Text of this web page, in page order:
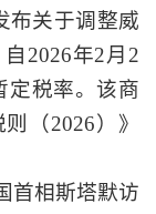
布关于调整威
2026年2月2
定税率。该商
（2026）》
首相斯塔默访